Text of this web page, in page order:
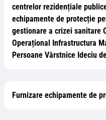
centrelor rezidențiale
echipamente de protecție
gestionare a crizei sanitare
Operațional Infrastructura
Persoane Vârstnice Ideciu
Furnizare echipamente de